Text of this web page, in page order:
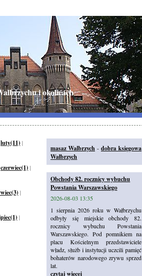
i okolicach
luty(11)|
czerwiec(1)|
|
|
masaz Walbrzych - dobra księgowa
Wałbrzych
Obchody 82. rocznicy wybuchu
Powstania Warszawskiego
2026-08-03 13:35
1 sierpnia 2026 roku w Wałbrzychu
odbyły się miejskie obchody 82.
rocznicy wybuchu Powstania
Warszawskiego. Pod pomnikiem na
placu Kościelnym przedstawiciele
władz, służb i instytucji uczcili pamięć
bohaterów narodowego zrywu sprzed
lat.
czytaj więcej